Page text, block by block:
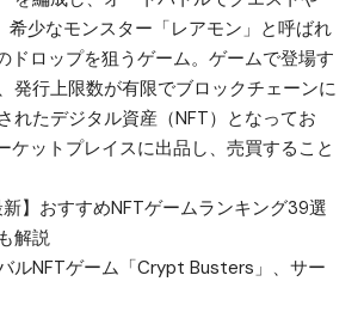
希少なモンスター「レアモン」と呼ばれ
ドロップを狙うゲーム。ゲームで登場す
発行上限数が有限でブロックチェーンに
れたデジタル資産（NFT）となってお
ケットプレイスに出品し、売買すること
新】おすすめNFTゲームランキング39選
解説
ルNFTゲーム「Crypt Busters」、サー